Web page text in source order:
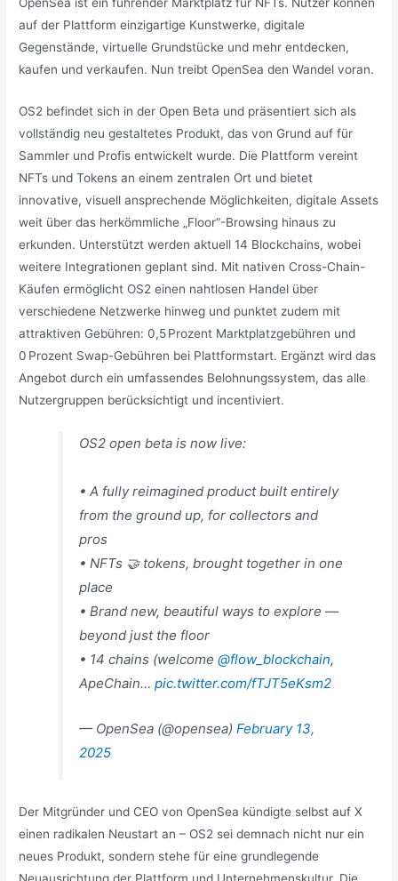
auf der Plattform einzigartige Kunstwerke, digitale
Gegenstände, virtuelle Grundstücke und mehr entdecken,
kaufen und verkaufen. Nun treibt OpenSea den Wandel voran.
OS2 befindet sich in der Open Beta und präsentiert sich als
vollständig neu gestaltetes Produkt, das von Grund auf für
Sammler und Profis entwickelt wurde. Die Plattform vereint
NFTs und Tokens an einem zentralen Ort und bietet
innovative, visuell ansprechende Möglichkeiten, digitale Assets
weit über das herkömmliche „Floor“-Browsing hinaus zu
erkunden. Unterstützt werden aktuell 14 Blockchains, wobei
weitere Integrationen geplant sind. Mit nativen Cross-Chain-
Käufen ermöglicht OS2 einen nahtlosen Handel über
verschiedene Netzwerke hinweg und punktet zudem mit
attraktiven Gebühren: 0,5 Prozent Marktplatzgebühren und
0 Prozent Swap-Gebühren bei Plattformstart. Ergänzt wird das
Angebot durch ein umfassendes Belohnungssystem, das alle
Nutzergruppen berücksichtigt und incentiviert.
OS2 open beta is now live:
• A fully reimagined product built entirely
from the ground up, for collectors and
pros
• NFTs 🤝 tokens, brought together in one
place
• Brand new, beautiful ways to explore —
beyond just the floor
• 14 chains (welcome@flow_blockchain,
ApeChain…pic.twitter.com/fTJT5eKsm2
— OpenSea (@opensea)February 13,
2025
Der Mitgründer und CEO von OpenSea kündigte selbst auf X
einen radikalen Neustart an – OS2 sei demnach nicht nur ein
neues Produkt, sondern stehe für eine grundlegende
Neuausrichtung der Plattform und Unternehmenskultur. Die